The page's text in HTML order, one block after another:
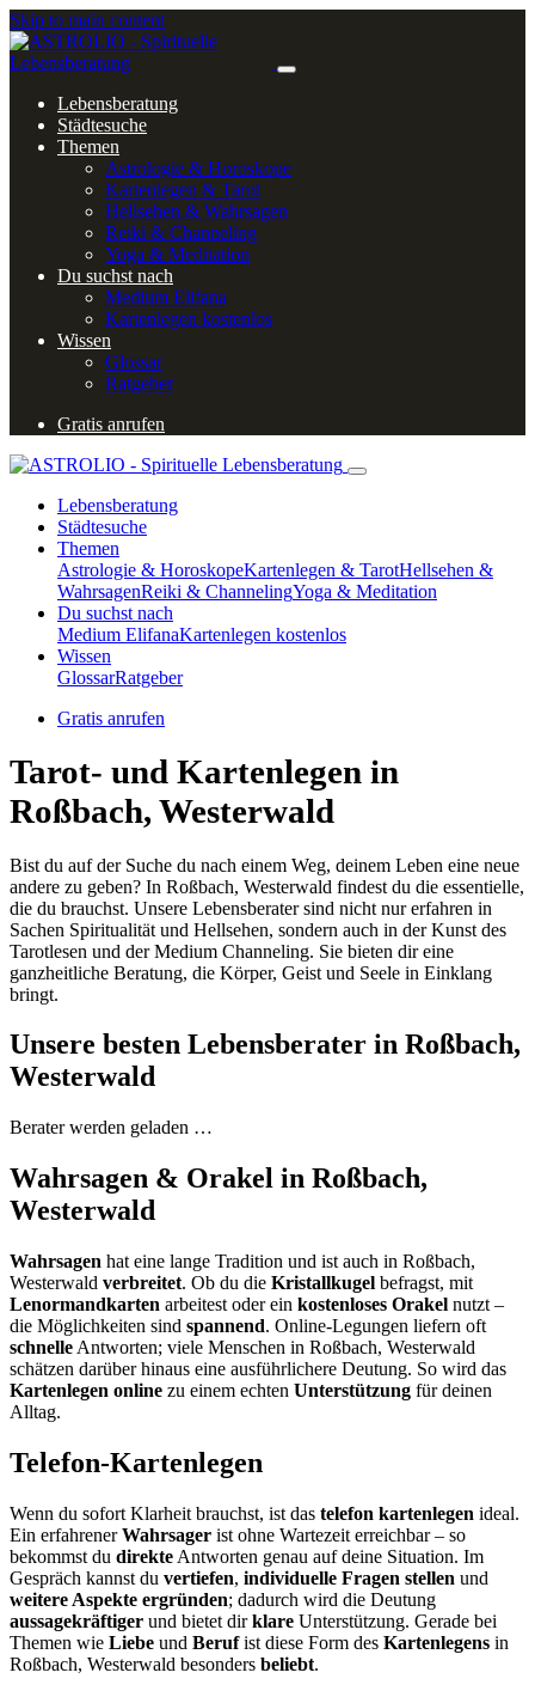
Skip to main content
Lebensberatung
Städtesuche
Themen
Astrologie & Horoskope
Kartenlegen & Tarot
Hellsehen & Wahrsagen
Reiki & Channeling
Yoga & Meditation
Du suchst nach
Medium Elifana
Kartenlegen kostenlos
Wissen
Glossar
Ratgeber
Gratis anrufen
Lebensberatung
Städtesuche
Themen
Astrologie & HoroskopeKartenlegen & TarotHellsehen &
WahrsagenReiki & ChannelingYoga & Meditation
Du suchst nach
Medium ElifanaKartenlegen kostenlos
Wissen
GlossarRatgeber
Gratis anrufen
Tarot- und Kartenlegen in
Roßbach, Westerwald
Bist du auf der Suche du nach einem Weg, deinem Leben eine neue
andere zu geben? In Roßbach, Westerwald findest du die essentielle,
die du brauchst. Unsere Lebensberater sind nicht nur erfahren in
Sachen Spiritualität und Hellsehen, sondern auch in der Kunst des
Tarotlesen und der Medium Channeling. Sie bieten dir eine
ganzheitliche Beratung, die Körper, Geist und Seele in Einklang
bringt.
Unsere besten Lebensberater in Roßbach,
Westerwald
Berater werden geladen …
Wahrsagen & Orakel in Roßbach,
Westerwald
Wahrsagen hat eine lange Tradition und ist auch in Roßbach,
Westerwald verbreitet. Ob du die Kristallkugel befragst, mit
Lenormandkarten arbeitest oder ein kostenloses Orakel nutzt –
die Möglichkeiten sind spannend. Online-Legungen liefern oft
schnelle Antworten; viele Menschen in Roßbach, Westerwald
schätzen darüber hinaus eine ausführlichere Deutung. So wird das
Kartenlegen online zu einem echten Unterstützung für deinen
Alltag.
Telefon-Kartenlegen
Wenn du sofort Klarheit brauchst, ist das telefon kartenlegen ideal.
Ein erfahrenerWahrsager ist ohne Wartezeit erreichbar – so
bekommst du direkte Antworten genau auf deine Situation. Im
Gespräch kannst du vertiefen, individuelle Fragen stellen und
weitere Aspekte ergründen; dadurch wird die Deutung
aussagekräftiger und bietet dirklare Unterstützung. Gerade bei
Themen wie Liebe und Berufist diese Form des Kartenlegens in
Roßbach, Westerwald besonders beliebt.